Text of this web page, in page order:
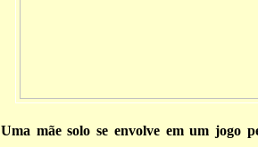
Uma mãe solo se envolve em um jogo